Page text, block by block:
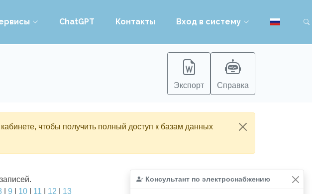
ChatGPT Контакты Вход в систему
Экспорт Справка
чтобы получить полный доступ к базам данных
Консультант по электроснабжению
записей.
| 9 10| 11 12
13